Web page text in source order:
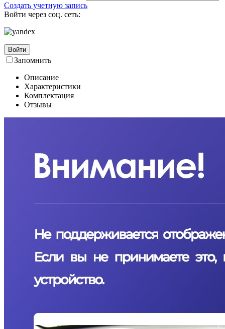
Создать учетную запись
Войти через соц. сеть:
Войти
Запомнить
Описание
Характеристики
Комплектация
Отзывы